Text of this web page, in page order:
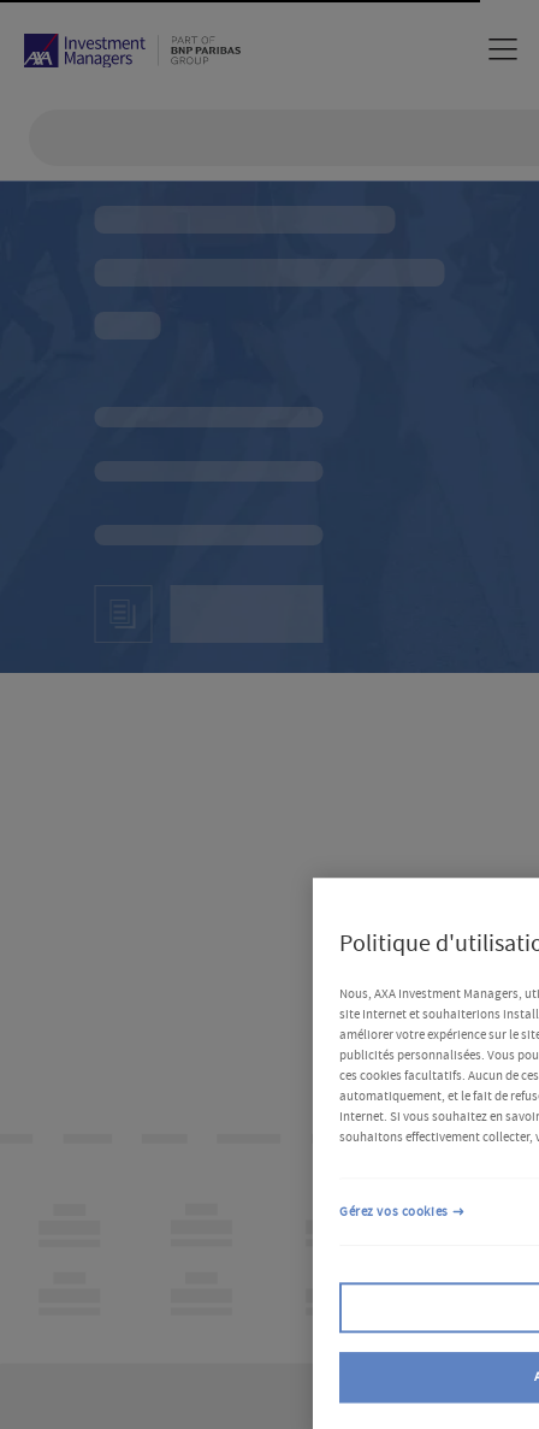
Politique
Nous, AXA Investment Managers,
site Internet et souhaiterions
améliorer votre expérience sur le
publicités personnalisées. Vous
ces cookies facultatifs. Aucun de
automatiquement, et le fait de
Internet. Si vous souhaitez en
souhaitons effectivement collecter,
Gérez vos cookies